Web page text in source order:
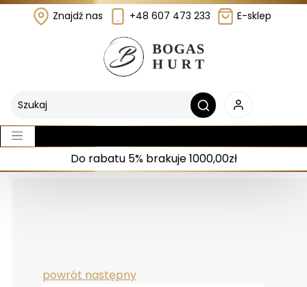
Znajdź nas +48 607 473 233 E-sklep
Do rabatu 5% brakuje 1000,00zł
powrót następny